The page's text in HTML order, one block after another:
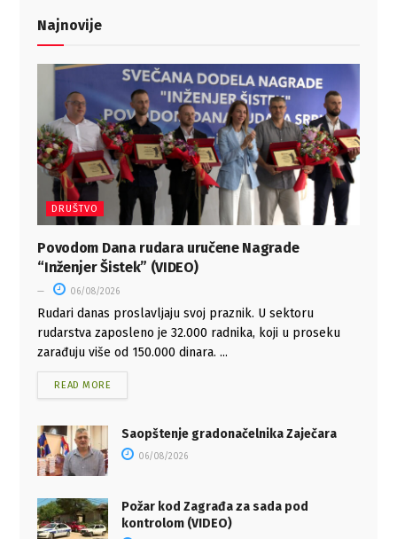
Najnovije
DRUŠTVO
Povodom Dana rudara uručene Nagrade
“Inženjer Šistek” (VIDEO)
06/08/2026
Rudari danas proslavljaju svoj praznik. U sektoru
rudarstva zaposleno je 32.000 radnika, koji u proseku
zarađuju više od 150.000 dinara. ...
READ MORE
Saopštenje gradonačelnika Zaječara
06/08/2026
Požar kod Zagrađa za sada pod
kontrolom (VIDEO)